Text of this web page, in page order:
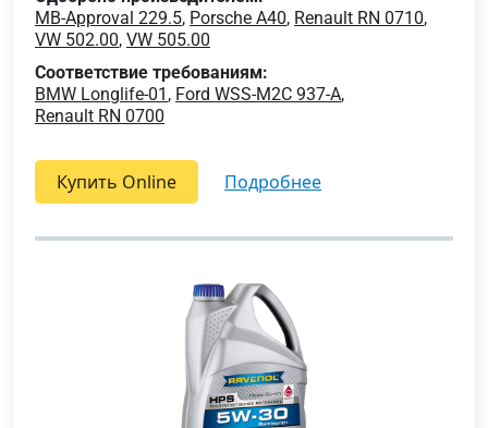
MB-Approval 229.5, Porsche A40, Renault RN 0710,
VW 502.00, VW 505.00
Соответствие требованиям:
BMW Longlife-01 , Ford WSS-M2C 937-A,
Renault RN 0700
Купить Online подробнее